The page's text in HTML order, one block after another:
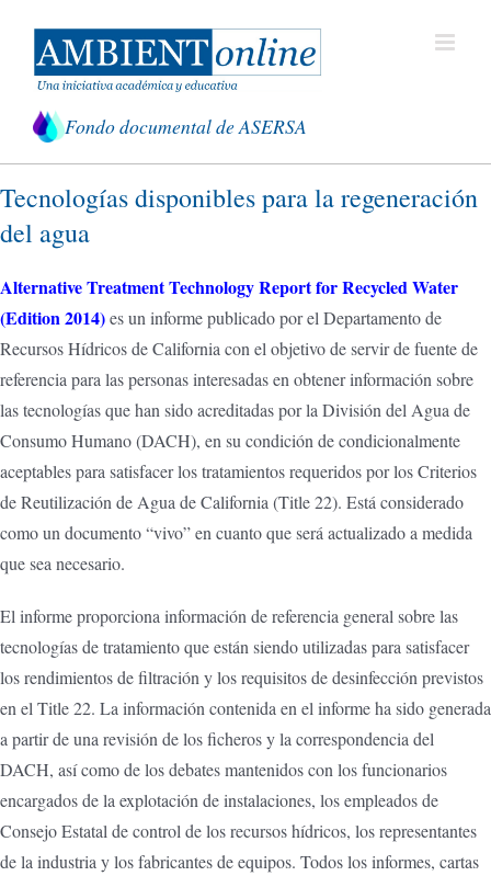
contenido
Fondo documental de ASERSA
Tecnologías disponibles para la regeneración
del agua
Alternative Treatment Technology Report for Recycled Water
(Edition 2014)es un informe publicado por el Departamento de
Recursos Hídricos de California con el objetivo de servir de fuente de
referencia para las personas interesadas en obtener información sobre
las tecnologías que han sido acreditadas por la División del Agua de
Consumo Humano (DACH), en su condición de condicionalmente
aceptables para satisfacer los tratamientos requeridos por los Criterios
de Reutilización de Agua de California (Title 22). Está considerado
como un documento “vivo” en cuanto que será actualizado a medida
que sea necesario.
El informe proporciona información de referencia general sobre las
tecnologías de tratamiento que están siendo utilizadas para satisfacer
los rendimientos de filtración y los requisitos de desinfección previstos
en el Title 22. La información contenida en el informe ha sido generada
a partir de una revisión de los ficheros y la correspondencia del
DACH, así como de los debates mantenidos con los funcionarios
encargados de la explotación de instalaciones, los empleados de
Consejo Estatal de control de los recursos hídricos, los representantes
de la industria y los fabricantes de equipos. Todos los informes, cartas